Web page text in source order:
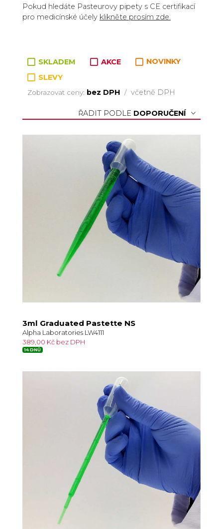
Pokud hledáte Pasteurovy pipety s CE certifikací
pro medicínské účely klikněte prosím zde.
SKLADEM AKCE
NOVINKY
SLEVY
Zobrazovat ceny: bez DPH / včetně DPH
ŘADIT PODLE DOPORUČENÍ
3ml Graduated Pastette NS
Alpha Laboratories LW4111
389,00 Kč bez DPH
14 DNŮ